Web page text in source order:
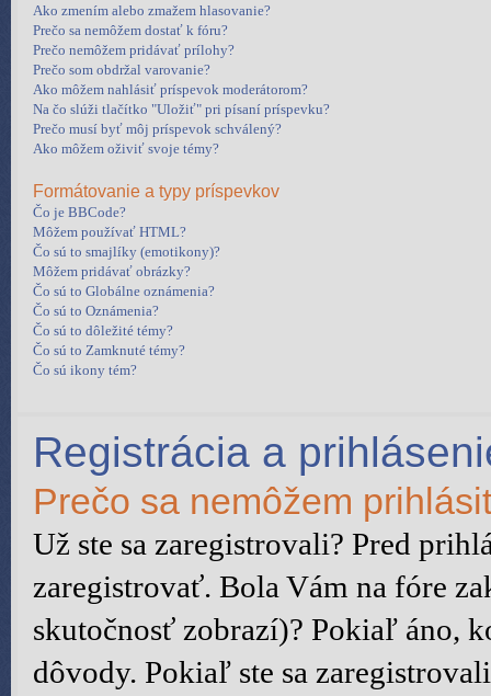
Ako zmením alebo zmažem hlasovanie?
Prečo sa nemôžem dostať k fóru?
Prečo nemôžem pridávať prílohy?
Prečo som obdržal varovanie?
Ako môžem nahlásiť príspevok moderátorom?
Na čo slúži tlačítko "Uložiť" pri písaní príspevku?
Prečo musí byť môj príspevok schválený?
Ako môžem oživiť svoje témy?
Formátovanie a typy príspevkov
Čo je BBCode?
Môžem používať HTML?
Čo sú to smajlíky (emotikony)?
Môžem pridávať obrázky?
Čo sú to Globálne oznámenia?
Čo sú to Oznámenia?
Čo sú to dôležité témy?
Čo sú to Zamknuté témy?
Čo sú ikony tém?
Registrácia a
Prečo sa nemôžem
Už ste sa zaregistrovali? Pred
zaregistrovať. Bola Vám na fóre
skutočnosť zobrazí)? Pokiaľ áno,
dôvody. Pokiaľ ste sa